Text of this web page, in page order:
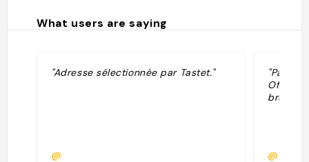
What users are saying
"Adresse sélectionnée par Tastet."
@
Offre :
brunch
@